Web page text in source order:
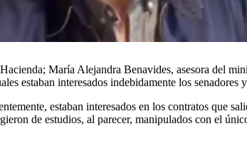
María Alejandra Benavides, asesora del
estaban interesados indebidamente los senadores
estaban interesados en los contratos que
de estudios, al parecer, manipulados con el